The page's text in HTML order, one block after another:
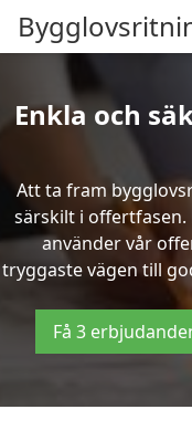
Enkla och
Att ta fram
särskilt i
använder vår
tryggaste vägen till
Få 3